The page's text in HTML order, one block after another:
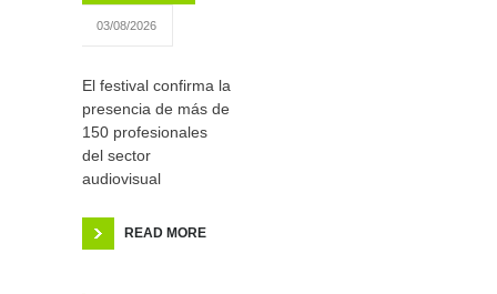
03/08/2026
El festival confirma la
presencia de más de
150 profesionales
del sector
audiovisual
READ MORE